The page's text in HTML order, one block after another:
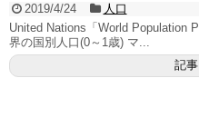
2019/4/24
人口
United Nations「World Population
界の国別人口(0～1歳) マ...
記